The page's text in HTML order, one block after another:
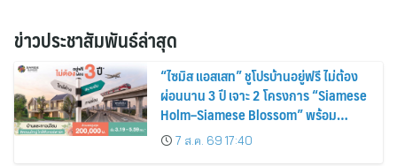
ข่าวประชาสัมพันธ์ล่าสุด
“ไซมิส แอสเสท” ชูโปรบ้านอยู่ฟรี ไม่ต้อง
ผ่อนนาน 3 ปี เจาะ 2 โครงการ “Siamese
Holm–Siamese Blossom” พร้อม
ส่วนลดและสิทธิพิเศษถึง 31 สิงหาคม
2569
7 ส.ค. 69 17:40